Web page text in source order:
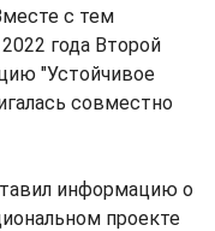
с тем
года Второй
"Устойчивое
совместно
информацию о
проекте